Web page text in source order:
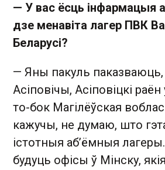
— У вас ёсць інфармацыя
дзе менавіта лагер ПВК
Беларусі?
— Яны пакуль паказваюць,
Асіповічы, Асіповіцкі
то-бок Магілёўская
кажучы, не думаю, што
істотныя аб’ёмныя лагеры.
будуць офісы ў Мінску,